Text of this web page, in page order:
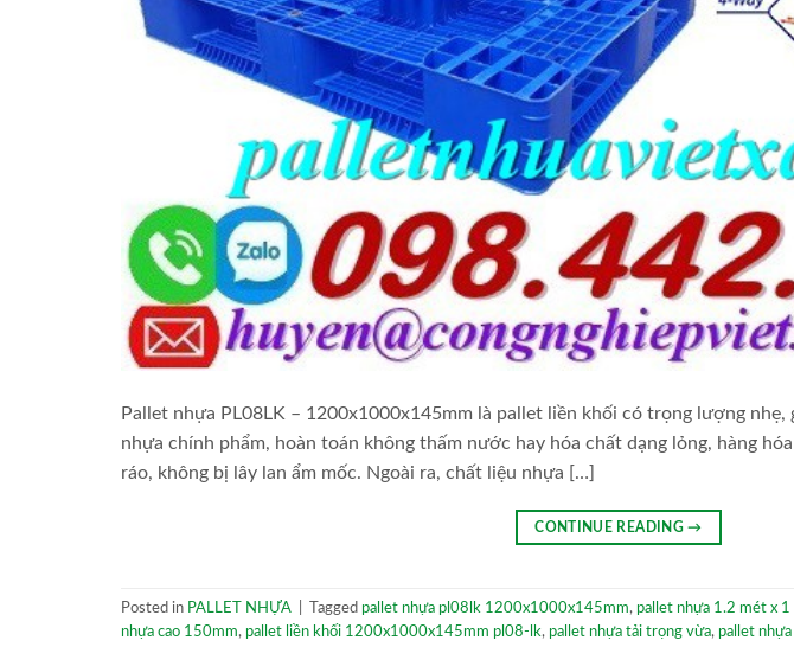
Pallet nhựa PL08LK – 1200x1000x145mm là pallet liền khối có trọng lượng
nhựa chính phẩm, hoàn toán không thấm nước hay hóa chất dạng lỏng, hàng
ráo, không bị lây lan ẩm mốc. Ngoài ra, chất liệu nhựa […]
CONTINUE READING→
Posted in PALLET NHỰA Tagged pallet nhựa pl08lk 1200x1000x145mm, pallet nhựa 1.2 mét x
nhựa cao 150mm, pallet liền khối 1200x1000x145mm pl08-lk, pallet nhựa tải trọng vừa, pallet